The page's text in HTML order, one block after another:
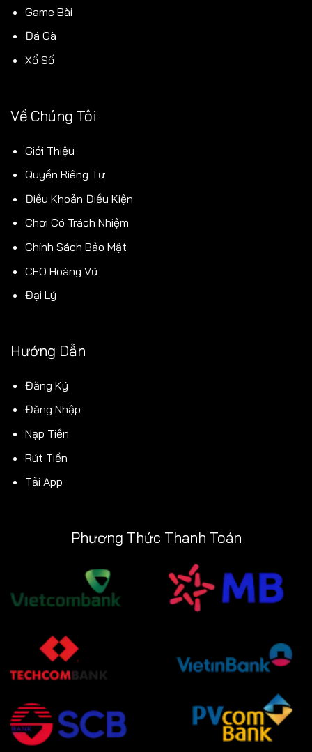
Game Bài
Đá Gà
Xổ Số
Về Chúng Tôi
Giới Thiệu
Quyền Riêng Tư
Điều Khoản Điều Kiện
Chơi Có Trách Nhiệm
Chính Sách Bảo Mật
CEO Hoàng Vũ
Đại Lý
Hướng Dẫn
Đăng Ký
Đăng Nhập
Nạp Tiền
Rút Tiền
Tải App
Phương Thức Thanh Toán